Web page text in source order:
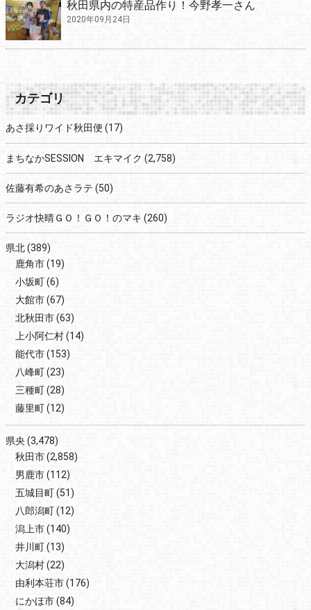
秋田県内の特産品作り！今野孝一さん
2020年09月24日
カテゴリ
あさ採りワイド秋田便 (17)
まちなかSESSION エキマイク (2,758)
佐藤有希のあさラテ (50)
ラジオ快晴ＧＯ！ＧＯ！のマキ (260)
県北(389)
鹿角市(19)
小坂町(6)
大館市(67)
北秋田市(63)
上小阿仁村(14)
能代市(153)
八峰町(23)
三種町(28)
藤里町(12)
県央(3,478)
秋田市(2,858)
男鹿市(112)
五城目町(51)
八郎潟町(12)
潟上市(140)
井川町(13)
大潟村(22)
由利本荘市(176)
にかほ市(84)